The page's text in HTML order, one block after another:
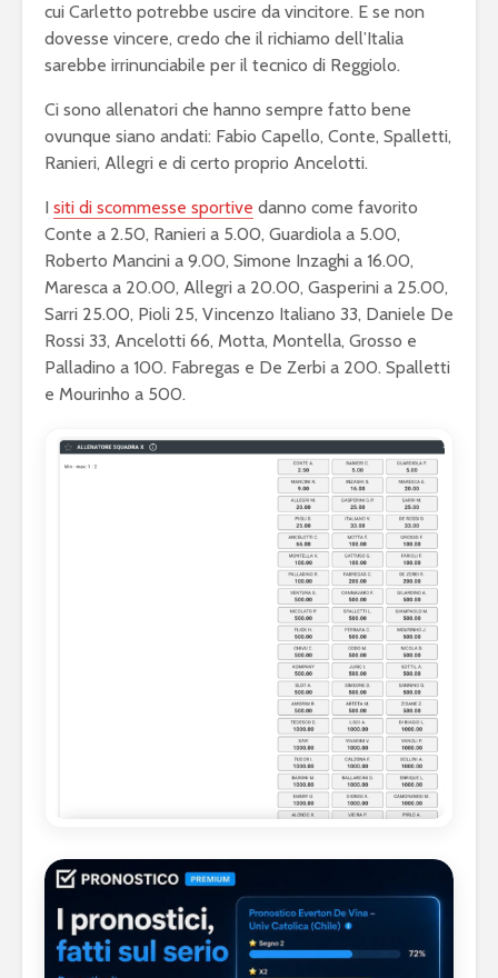
cui Carletto potrebbe uscire da vincitore. E se non
dovesse vincere, credo che il richiamo dell’Italia
sarebbe irrinunciabile per il tecnico di Reggiolo.
Ci sono allenatori che hanno sempre fatto bene
ovunque siano andati: Fabio Capello, Conte, Spalletti,
Ranieri, Allegri e di certo proprio Ancelotti.
I siti di scommesse sportive danno come favorito
Conte a 2.50, Ranieri a 5.00, Guardiola a 5.00,
Roberto Mancini a 9.00, Simone Inzaghi a 16.00,
Maresca a 20.00, Allegri a 20.00, Gasperini a 25.00,
Sarri 25.00, Pioli 25, Vincenzo Italiano 33, Daniele De
Rossi 33, Ancelotti 66, Motta, Montella, Grosso e
Palladino a 100. Fabregas e De Zerbi a 200. Spalletti
e Mourinho a 500.